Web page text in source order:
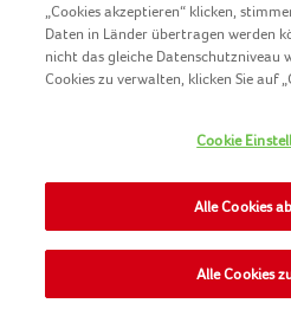
NOMAD
PRIVACY
„Cookies akzeptieren“ klicken,
Daten in Länder übertragen werden
nicht das gleiche Datenschutzniveau
Cookies zu verwalten, klicken Sie auf
Cookie
Alle Cookies
Alle Cookies